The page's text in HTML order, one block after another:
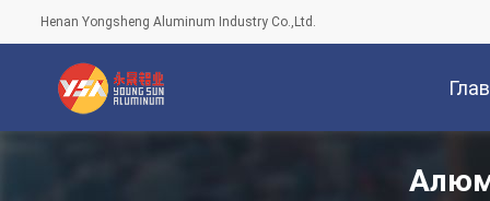
Henan Yongsheng Aluminum Industry Co.,Ltd.